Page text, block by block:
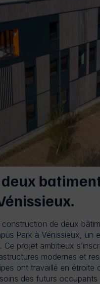
de deux
Park à Vénissieux, un
projet ambitieux
modernes et
ont travaillé en
des futurs